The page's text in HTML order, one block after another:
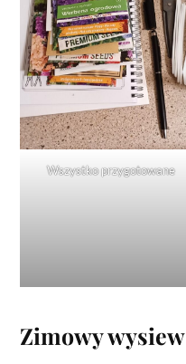
Wszystko przygotowane
Zimowy wysiew